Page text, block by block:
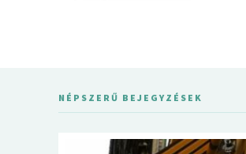
NÉPSZERŰ BEJEGYZÉSEK